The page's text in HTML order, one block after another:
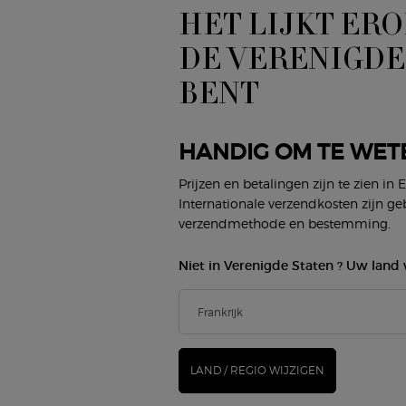
SILK FOUNDATION & PRIMER & CONCEALER & CHEEK TINT
KOOP DE ROUTINE LUMINOUS SILK DUO
HET LIJKT
DE
BENT
HANDIG OM TE
Prijzen en betalingen zijn te zien in
Internationale verzendkosten zijn
verzendmethode en bestemming.
Niet in Verenigde Staten ? Uw land
LAND / REGIO WIJZIGEN